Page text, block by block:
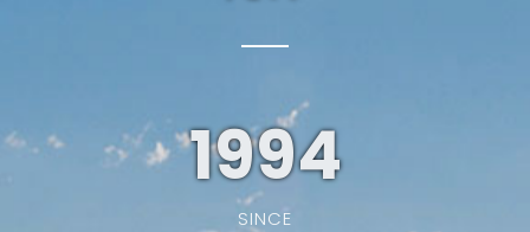
1994
SINCE